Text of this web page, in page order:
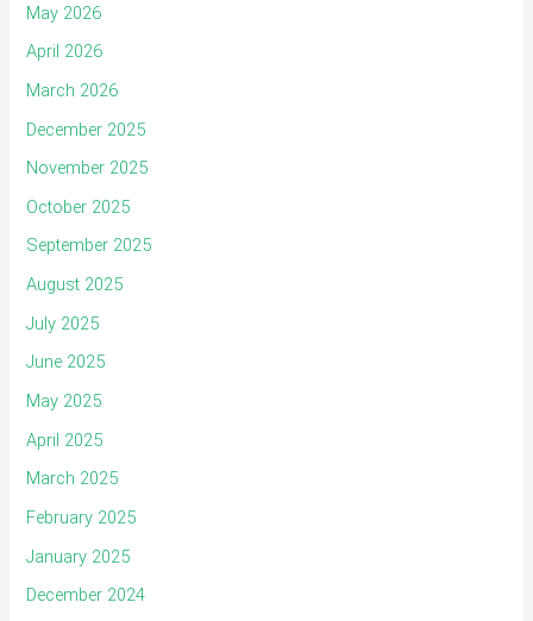
May 2026
April 2026
March 2026
December 2025
November 2025
October 2025
September 2025
August 2025
July 2025
June 2025
May 2025
April 2025
March 2025
February 2025
January 2025
December 2024